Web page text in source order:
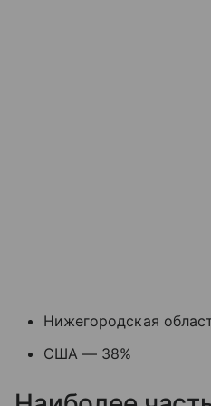
Нижегородская
США — 38%